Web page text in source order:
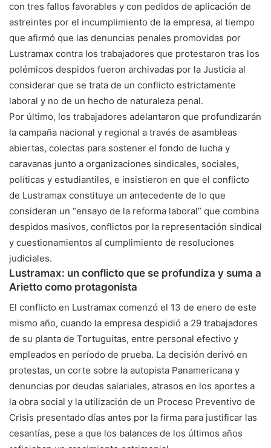
con tres fallos favorables y con pedidos de aplicación de
astreintes por el incumplimiento de la empresa, al tiempo
que afirmó que las denuncias penales promovidas por
Lustramax contra los trabajadores que protestaron tras los
polémicos despidos fueron archivadas por la Justicia al
considerar que se trata de un conflicto estrictamente
laboral y no de un hecho de naturaleza penal.
Por último, los trabajadores adelantaron que profundizarán
la campaña nacional y regional a través de asambleas
abiertas, colectas para sostener el fondo de lucha y
caravanas junto a organizaciones sindicales, sociales,
políticas y estudiantiles, e insistieron en que el conflicto
de Lustramax constituye un antecedente de lo que
consideran un “ensayo de la reforma laboral” que combina
despidos masivos, conflictos por la representación sindical
y cuestionamientos al cumplimiento de resoluciones
judiciales.
Lustramax: un conflicto que se profundiza y suma a
Arietto como protagonista
El conflicto en Lustramax comenzó el 13 de enero de este
mismo año, cuando la empresa despidió a 29 trabajadores
de su planta de Tortuguitas, entre personal efectivo y
empleados en período de prueba. La decisión derivó en
protestas, un corte sobre la autopista Panamericana y
denuncias por deudas salariales, atrasos en los aportes a
la obra social y la utilización de un Proceso Preventivo de
Crisis presentado días antes por la firma para justificar las
cesantías, pese a que los balances de los últimos años